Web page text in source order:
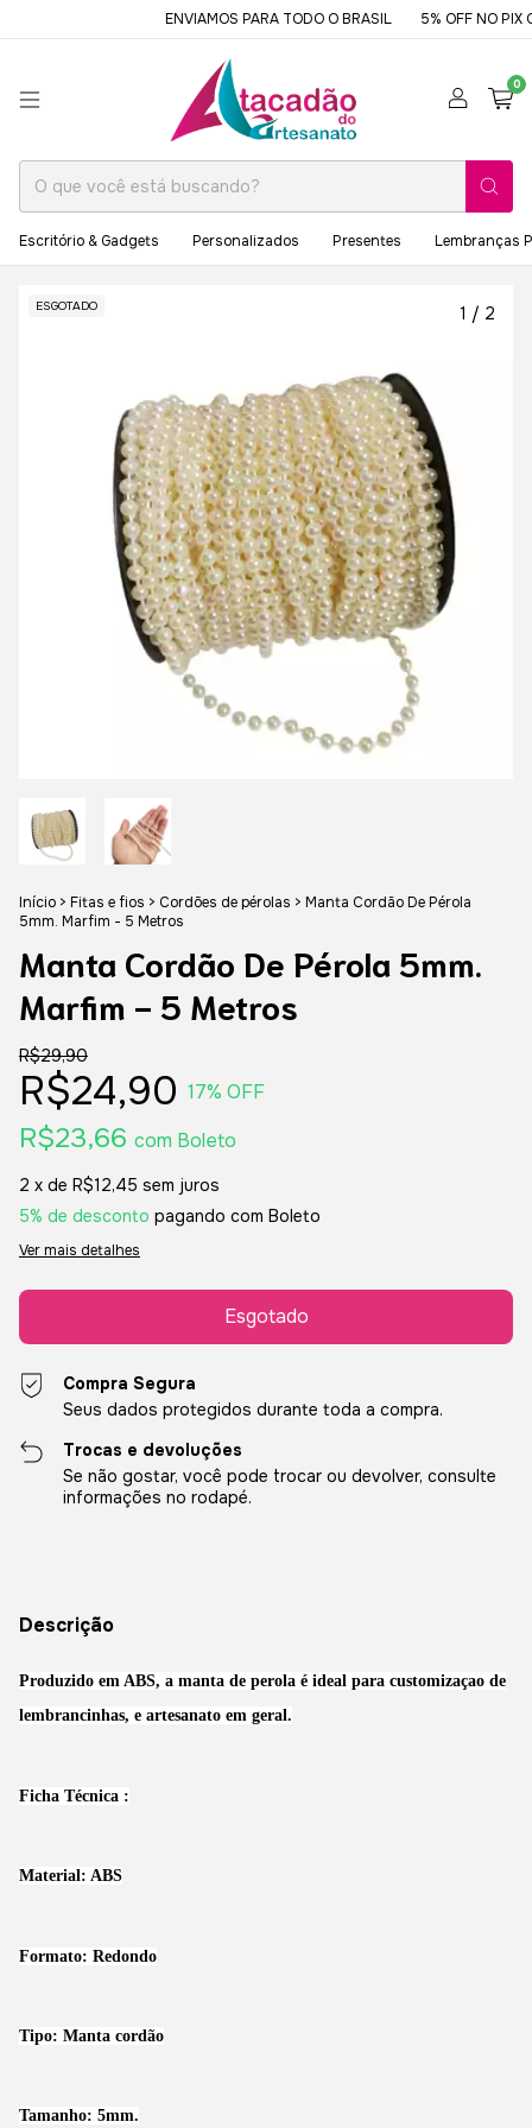
ENVIAMOS PARA TODO O BRASIL 5% OFF NO PIX
0
Escritório & Gadgets Personalizados Presentes Lembranças
ESGOTADO 1 / 2
Início > Fitas e fios > Cordões de pérolas > Manta Cordão De Pérola
5mm. Marfim - 5 Metros
Manta Cordão De Pérola 5mm.
Marfim - 5 Metros
R$29,90
R$24,90 17% OFF
R$23,66 com Boleto
2 x de R$12,45 sem juros
5% de desconto pagando com Boleto
Ver mais detalhes
Compra Segura
Seus dados protegidos durante toda a compra.
Trocas e devoluções
Se não gostar, você pode trocar ou devolver, consulte
informações no rodapé.
Descrição
Produzido em ABS, a manta de perola é ideal para customizaçao de
lembrancinhas, e artesanato em geral.
Ficha Técnica :
Material: ABS
Formato: Redondo
Tipo: Manta cordão
Tamanho: 5mm.